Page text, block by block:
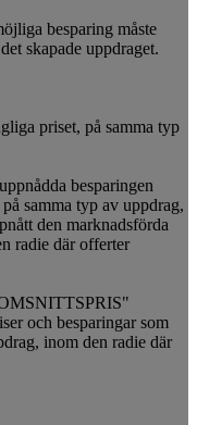
besparing måste
skapade uppdraget.
priset, på samma typ
besparingen
samma typ av uppdrag,
den marknadsförda
radie där offerter
och besparingar som
inom den radie där